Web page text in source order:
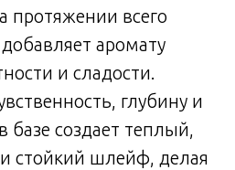
всего
аромату
и сладости.
глубину и
базе создает теплый,
стойкий шлейф, делая